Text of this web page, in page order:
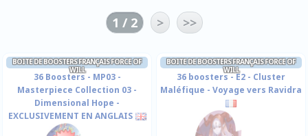
1 / 2 > >>
BOITE DE BOOSTERS FRANÇAIS FORCE OF
WILL
36 Boosters - MP03 -
Masterpiece Collection 03 -
Dimensional Hope -
EXCLUSIVEMENT EN ANGLAIS
BOITE DE BOOSTERS FRANÇAIS FORCE OF
WILL
36 boosters - E2 - Cluster
Maléfique - Voyage vers Ravidra